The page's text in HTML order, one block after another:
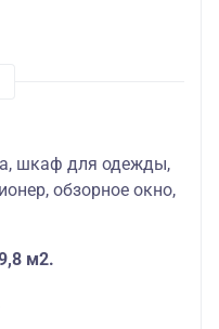
шкаф для одежды,
обзорное окно,
м2.